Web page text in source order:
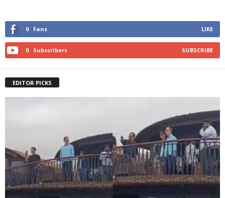
0 Fans LIKE
0 Subscribers SUBSCRIBE
EDITOR PICKS